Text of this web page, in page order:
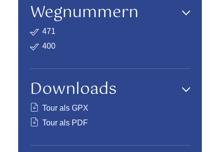
Wegnummern
471
400
Downloads
Tour als GPX
Tour als PDF